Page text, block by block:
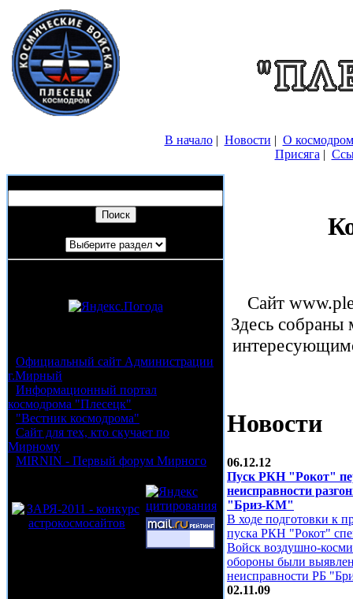
В начало| Новости | О
Присяга |
Официальный сайт Администрации
г.Мирный
Информационный портал
космодрома "Плесецк"
"Вестник космодрома"
Сайт для тех, кто скучает по
Мирному
MIRNIN - Первый форум Мирного
Сайт
Здесь собраны
Новости
06.12.12
Пуск РКН "Рокот"
неисправности
"Бриз-КМ"
В ходе подготовки к
пуска РКН "Рокот"
Войск воздушно-
обороны были
неисправности РБ
02.11.09